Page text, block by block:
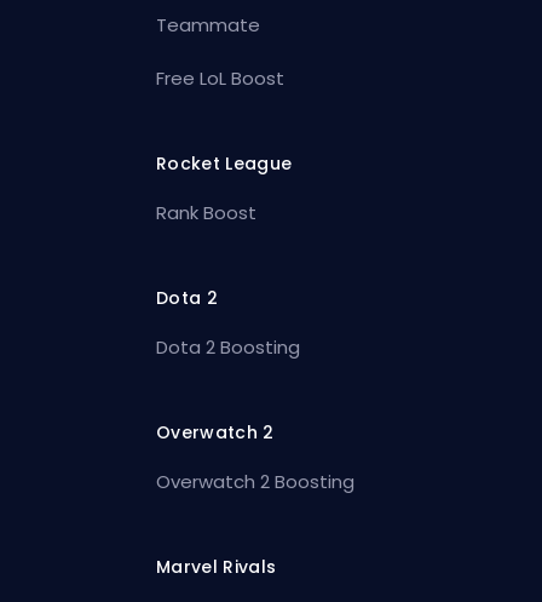
Teammate
Free LoL Boost
Rocket League
Rank Boost
Dota 2
Dota 2 Boosting
Overwatch 2
Overwatch 2 Boosting
Marvel Rivals